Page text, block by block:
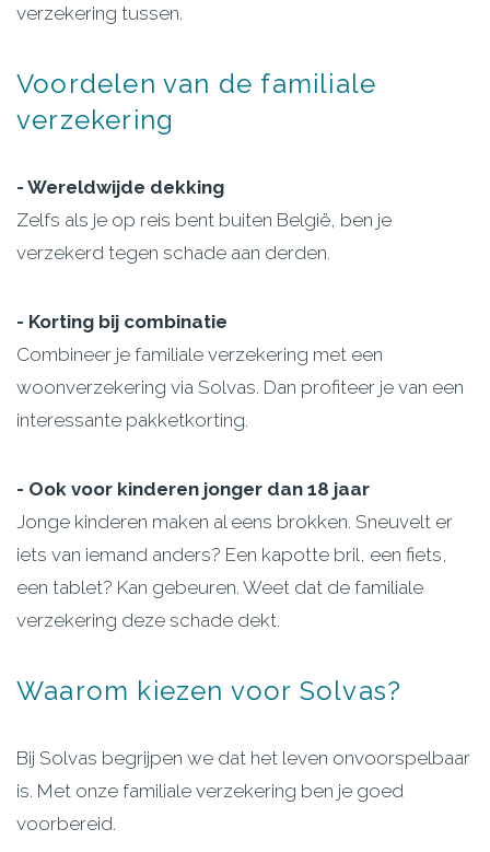
verzekering tussen.
Voordelen van de familiale
verzekering
- Wereldwijde dekking
Zelfs als je op reis bent buiten België, ben je
verzekerd tegen schade aan derden.
- Korting bij combinatie
Combineer je familiale verzekering met een
woonverzekering via Solvas. Dan profiteer je van een
interessante pakketkorting.
- Ook voor kinderen jonger dan 18 jaar
Jonge kinderen maken al eens brokken. Sneuvelt er
iets van iemand anders? Een kapotte bril, een fiets,
een tablet? Kan gebeuren. Weet dat de familiale
verzekering deze schade dekt.
Waarom kiezen voor Solvas?
Bij Solvas begrijpen we dat het leven onvoorspelbaar
is. Met onze familiale verzekering ben je goed
voorbereid.